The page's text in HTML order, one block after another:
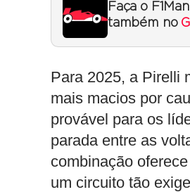
Faça o
também no
Para 2025, a Pirelli
mais macios por
provável para os
parada entre as
combinação
um circuito tão